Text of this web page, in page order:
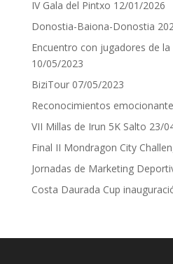
IV Gala del Pintxo 12/01/2026
Donostia-Baiona-Donostia
Encuentro con jugadores de la
10/05/2023
BiziTour 07/05/2023
Reconocimientos
VII Millas de Irun 5K Salto 23/
Final II Mondragon City
Jornadas de Marketing
Costa Daurada Cup